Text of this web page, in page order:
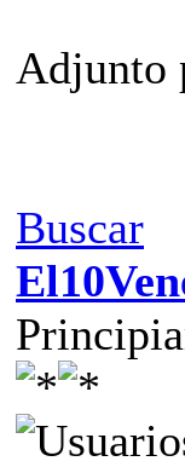
Adjunto
Buscar